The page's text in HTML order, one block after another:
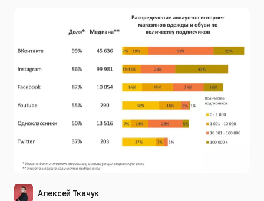
Алексей Ткачук